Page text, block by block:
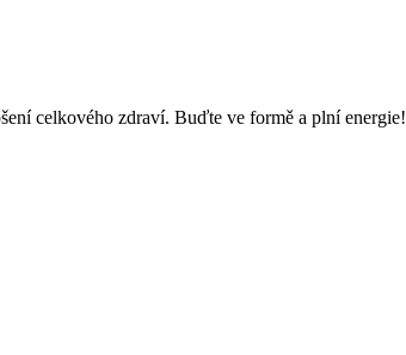
celkového zdraví. Buďte ve formě a plní energie!